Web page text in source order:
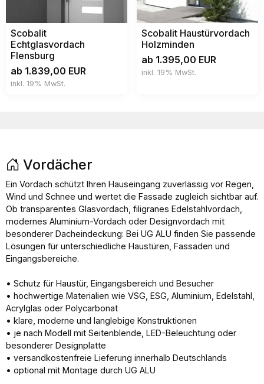
Scobalit
Echtglasvordach
Flensburg
ab 1.839,00 EUR
inkl. 19% MwSt.
Scobalit Haustürvordach
Holzminden
ab 1.395,00 EUR
inkl. 19% MwSt.
Vordächer
Ein Vordach schützt Ihren Hauseingang zuverlässig vor Regen,
Wind und Schnee und wertet die Fassade zugleich sichtbar auf.
Ob transparentes Glasvordach, filigranes Edelstahlvordach,
modernes Aluminium-Vordach oder Designvordach mit
besonderer Dacheindeckung: Bei UG ALU finden Sie passende
Lösungen für unterschiedliche Haustüren, Fassaden und
Eingangsbereiche.
• Schutz für Haustür, Eingangsbereich und Besucher
• hochwertige Materialien wie VSG, ESG, Aluminium, Edelstahl,
Acrylglas oder Polycarbonat
• klare, moderne und langlebige Konstruktionen
• je nach Modell mit Seitenblende, LED-Beleuchtung oder
besonderer Designplatte
• versandkostenfreie Lieferung innerhalb Deutschlands
• optional mit Montage durch UG ALU